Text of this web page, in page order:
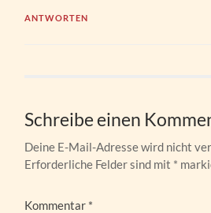
ANTWORTEN
Schreibe einen
Deine E-Mail-Adresse wird nicht
Erforderliche Felder sind mit *
Kommentar *